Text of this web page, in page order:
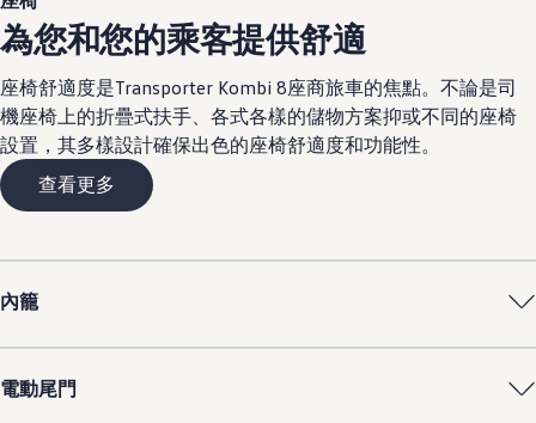
為您和您的乘客提供舒適
座椅舒適度是Transporter Kombi 8座商旅車的焦點。不論是司
機座椅上的折疊式扶手、各式各樣的儲物方案抑或不同的座椅
設置，其多樣設計確保出色的座椅舒適度和功能性。
查看更多
內籠
電動尾門